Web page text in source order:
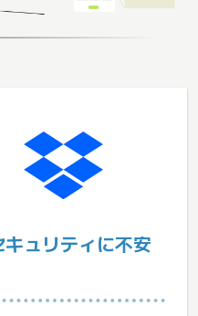
ュリティに不安